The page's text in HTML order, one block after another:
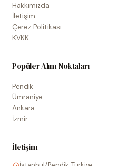
Hakkımızda
İletişim
Çerez Politikası
KVKK
Popüler Alım Noktaları
Pendik
Ümraniye
Ankara
İzmir
İletişim